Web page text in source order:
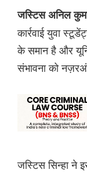
जस्टिस अनिल
कार्रवाई युवा
के समान है और
संभावना को
जस्टिस सिन्हा ने